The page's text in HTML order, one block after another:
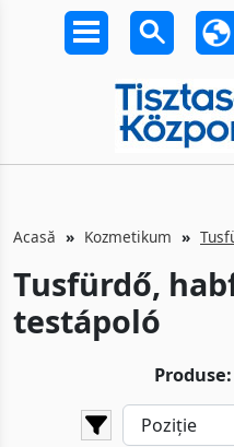
Acasă Kozmetikum
Tusfürdő,
testápoló